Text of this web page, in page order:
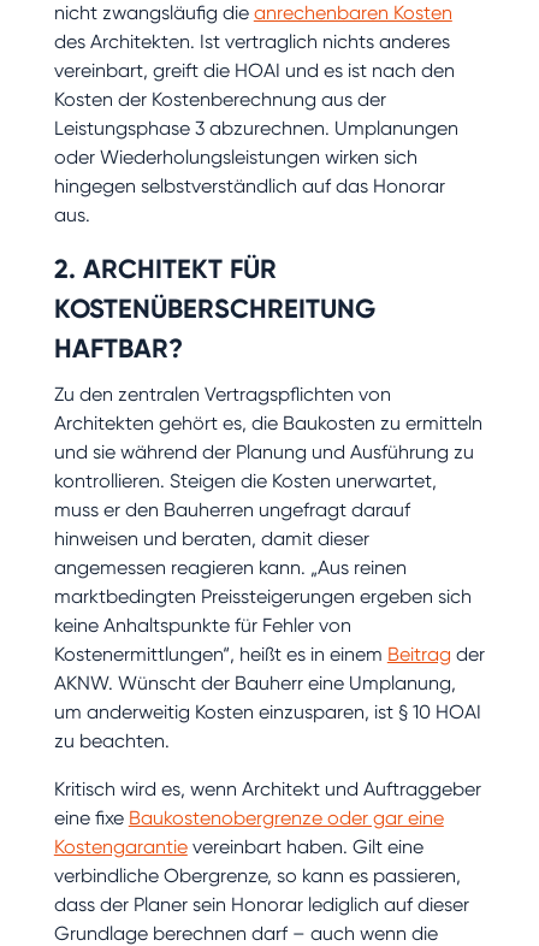
nicht zwangsläufig die anrechenbaren Kosten
des Architekten. Ist vertraglich nichts anderes
vereinbart, greift die HOAI und es ist nach den
Kosten der Kostenberechnung aus der
Leistungsphase 3 abzurechnen. Umplanungen
oder Wiederholungsleistungen wirken sich
hingegen selbstverständlich auf das Honorar
aus.
2. ARCHITEKT FÜR
KOSTENÜBERSCHREITUNG
HAFTBAR?
Zu den zentralen Vertragspflichten von
Architekten gehört es, die Baukosten zu ermitteln
und sie während der Planung und Ausführung zu
kontrollieren. Steigen die Kosten unerwartet,
muss er den Bauherren ungefragt darauf
hinweisen und beraten, damit dieser
angemessen reagieren kann. „Aus reinen
marktbedingten Preissteigerungen ergeben sich
keine Anhaltspunkte für Fehler von
Kostenermittlungen“, heißt es in einem Beitrag der
AKNW. Wünscht der Bauherr eine Umplanung,
um anderweitig Kosten einzusparen, ist § 10 HOAI
zu beachten.
Kritisch wird es, wenn Architekt und Auftraggeber
eine fixe Baukostenobergrenze oder gar eine
Kostengarantievereinbart haben. Gilt eine
verbindliche Obergrenze, so kann es passieren,
dass der Planer sein Honorar lediglich auf dieser
Grundlage berechnen darf – auch wenn die